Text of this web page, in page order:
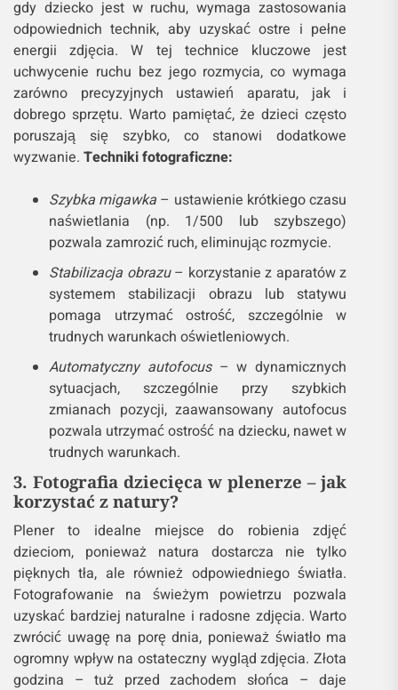
Wybieraj szeroką przysłonę– dzięki temu tło
będzie rozmyte, co uwydatni dziecko na
zdjęciu.
Unikaj wymuszonego pozowania– staraj się
uchwycić chwilę, w której dziecko naturalnie
się uśmiecha lub patrzy w obiektyw, bez presji.
2. Jak uchwycić ruch? Dynamiczne
Fotografowanie dynamicznych scen, szczególnie
gdy dziecko jest w ruchu, wymaga zastosowania
odpowiednich technik, aby uzyskać ostre i pełne
energii zdjęcia. W tej technice kluczowe jest
uchwycenie ruchu bez jego rozmycia, co wymaga
zarówno precyzyjnych ustawień aparatu, jak i
dobrego sprzętu. Warto pamiętać, że dzieci często
poruszają się szybko, co stanowi dodatkowe
wyzwanie.Techniki fotograficzne:
Szybka migawka– ustawienie krótkiego czasu
naświetlania (np. 1/500 lub szybszego)
Stabilizacja obrazu– korzystanie z aparatów z
systemem stabilizacji obrazu lub statywu
pomaga utrzymać ostrość, szczególnie w
trudnych warunkach oświetleniowych.
Automatyczny autofocus – w dynamicznych
sytuacjach, szczególnie przy szybkich
zmianach pozycji, zaawansowany autofocus
pozwala utrzymać ostrość na dziecku, nawet w
trudnych warunkach.